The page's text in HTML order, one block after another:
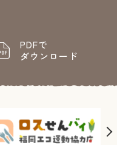
PDFで
ダウンロード